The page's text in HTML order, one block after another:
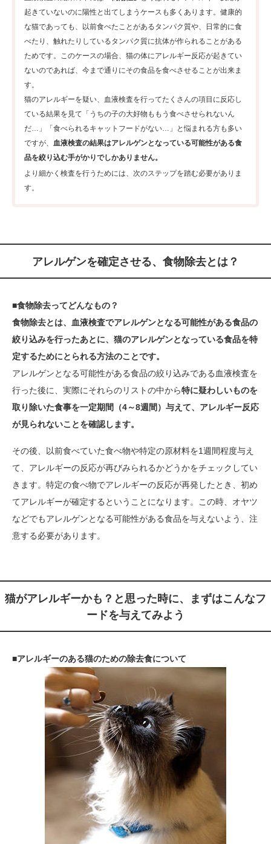
起きていないのに陽性と出てしまうケースも多くあります。健康的
な猫であっても、以前食べたことがあるタンパク質や、日常的に食
べたり、触れたりしているタンパク質に抗体が作られることがある
ためです。このケースの場合、猫の体にアレルギー反応が起きてい
ないのであれば、今まで通りにその食品を食べさせることが出来ま
す。
猫のアレルギーを疑い、血液検査を行ってたくさんの項目に反応し
ている結果を見て「うちの子の大好物ももう食べさせられないん
だ…」「食べられるキャットフードがない…」と悩まれる方も多い
ですが、 血液検査の結果はアレルゲンとなっている可能性がある食
品を絞り込む手がかりでしかありません。
より細かく検査を行うためには、次のステップを踏む必要がありま
す。
アレルゲンを確定させる、食物除去とは？
■食物除去ってどんなもの？
食物除去とは、血液検査でアレルゲンとなる可能性がある食品の
絞り込みを行ったあとに、猫のアレルゲンとなっている食品を特
定するためにとられる方法のことです。
アレルゲンとなる可能性がある食品の絞り込みである血液検査を
行った後に、実際にそれらのリストの中から特に疑わしいものを
取り除いた食事を一定期間（4～8週間）与えて、アレルギー反応
が見られないことを確認します。
その後、以前食べていた食べ物や特定の原材料を1週間程度与え
て、アレルギーの反応が再びみられるかどうかをチェックしてい
きます。特定の食べ物でアレルギーの反応が再発したとき、初め
てアレルギーが確定するということになります。この時、オヤツ
などでもアレルゲンとなる可能性がある食品を与えないよう、注
意する必要があります。
猫がアレルギーかも？と思った時に、まずはこんなフ
ードを与えてみよう
■アレルギーのある猫のための除去食について